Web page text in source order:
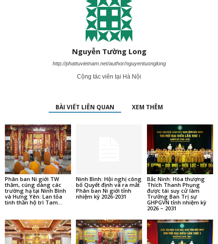
Nguyễn Tường Long
http://phattuvietnam.net/author/nguyentuonglong
Cộng tác viên tại Hà Nội
BÀI VIẾT LIÊN QUAN XEM THÊM
Phân ban Ni giới TW
thăm, cúng dàng các
trường hạ tại Ninh Bình
và Hưng Yên: Lan tỏa
tinh thần hộ trì Tam...
Ninh Bình: Hội nghị công
bố Quyết định và ra mắt
Phân ban Ni giới tỉnh
nhiệm kỳ 2026-2031
Bắc Ninh: Hòa thượng
Thích Thanh Phụng
được tái suy cử làm
Trưởng Ban Trị sự
GHPGVN tỉnh nhiệm kỳ
2026 – 2031